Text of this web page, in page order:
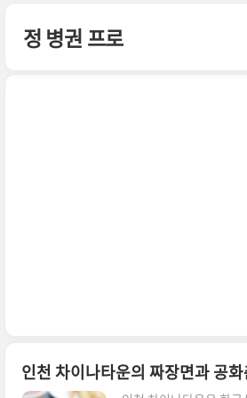
정 병권 프로